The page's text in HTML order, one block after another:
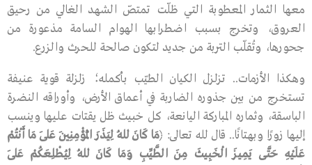
معها الثمار المعطوبة التي ظلّت تمتصّ الشهد الغالي من رحيق
العروق، وتخرج بسبب اضطرابها الهوام السامة مذعورة من
جحورها، وتُقلّب التربة من جديد لتكون صالحة للحرث والزرع.
وهكذا الأزمات.. تزلزل الكيان الطيّب بأكمله؛ زلزلة قوية عنيفة
تستخرج من بين جذوره الضاربة في أعماق الأرض، وأوراقه النضرة
الباسقة، وثماره المباركة اليانعة، كل خبيث ظل يقتات عليها وينسب
إليها زورًا وبهتانًا.. قال ﷲ تعالى: ﴿مَا كَانَ ﷲُ لِيَذَرَ الْمُؤْمِنِينَ عَلَى مَا أَنْتُمْ
عَلَيْهِ حَتَّى يَمِيزَ الْخَبِيثَ مِنَ الطَّيِّبِ وَمَا كَانَ ﷲُ لِيُطْلِعَكُمْ عَلَى